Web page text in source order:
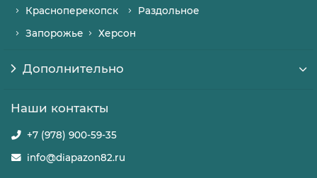
Красноперекопск
Раздольное
Запорожье
Херсон
Дополнительно
Наши контакты
+7 (978) 900-59-35
info@diapazon82.ru